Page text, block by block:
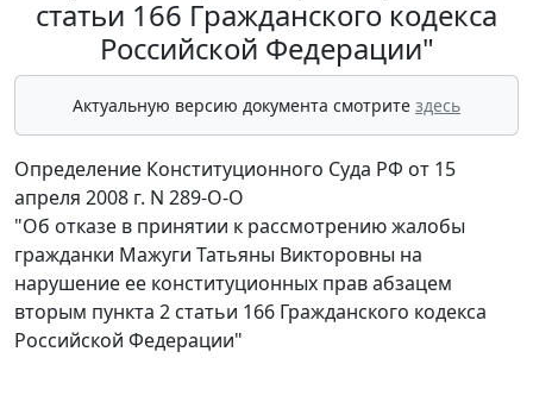
статьи 166 Гражданского кодекса
Российской Федерации"
Актуальную версию документа смотрите здесь
Определение Конституционного Суда РФ от 15
апреля 2008 г. N 289-О-О
"Об отказе в принятии к рассмотрению жалобы
гражданки Мажуги Татьяны Викторовны на
нарушение ее конституционных прав абзацем
вторым пункта 2 статьи 166 Гражданского кодекса
Российской Федерации"